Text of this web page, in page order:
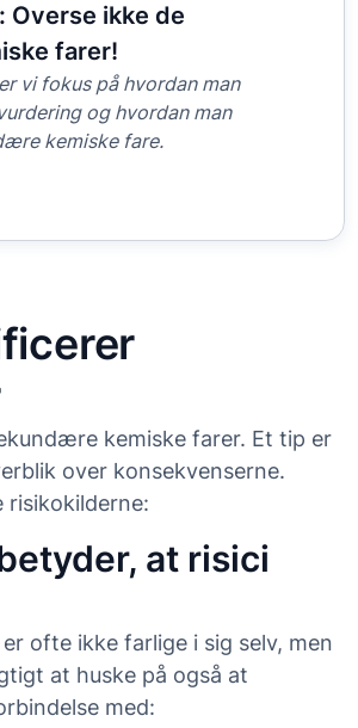
Overse ikke de
farer!
vi fokus på hvordan man
og hvordan man
kemiske fare.
kemiske farer. Et tip er
over konsekvenserne.
risikokilderne:
at risici
ofte ikke farlige i sig selv, men
at huske på også at
med: